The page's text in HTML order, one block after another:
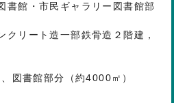
ギャラリー図書館部
ト造一部鉄骨造２階建，
書館部分（約4000㎡）